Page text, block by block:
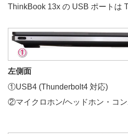
ThinkBook 13x の USB ポートは
左側面
①USB4 (Thunderbolt4 対応)
②マイクロホン/ヘッドホン・コン